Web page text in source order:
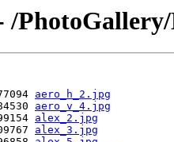
/
aero_h_2.jpg
aero_v_4.jpg
alex_2.jpg
alex_3.jpg